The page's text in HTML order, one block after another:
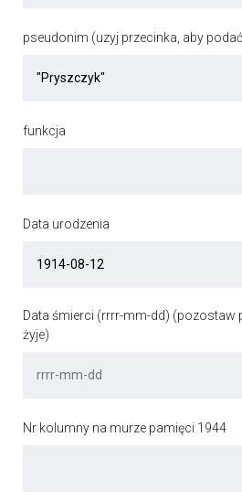
pseudonim (uzyj przecinka, aby
funkcja
Data urodzenia
Data śmierci (rrrr-mm-dd) (pozostaw
żyje)
Nr kolumny na murze pamięci 1944